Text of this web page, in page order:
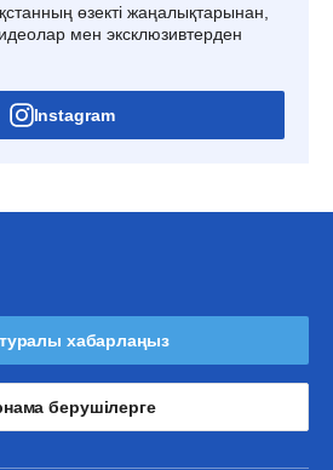
өзекті жаңалықтарынан,
мен эксклюзивтерден
Instagram
хабарлаңыз
берушілерге